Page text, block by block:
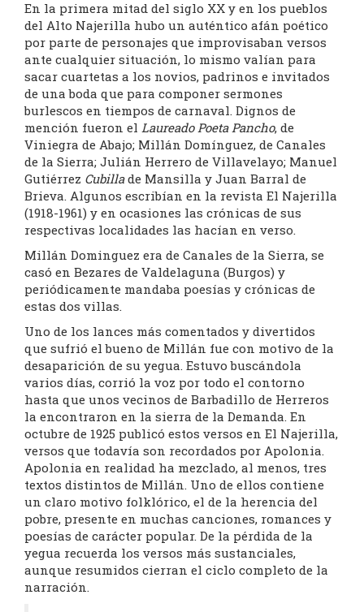
En la primera mitad del siglo XX y en los pueblos
del Alto Najerilla hubo un auténtico afán poético
por parte de personajes que improvisaban versos
ante cualquier situación, lo mismo valían para
sacar cuartetas a los novios, padrinos e invitados
de una boda que para componer sermones
burlescos en tiempos de carnaval. Dignos de
mención fueron el Laureado Poeta Pancho, de
Viniegra de Abajo; Millán Domínguez, de Canales
de la Sierra; Julián Herrero de Villavelayo; Manuel
Gutiérrez Cubillade Mansilla y Juan Barral de
Brieva. Algunos escribían en la revista El Najerilla
(1918-1961) y en ocasiones las crónicas de sus
respectivas localidades las hacían en verso.
Millán Dominguez era de Canales de la Sierra, se
casó en Bezares de Valdelaguna (Burgos) y
periódicamente mandaba poesías y crónicas de
estas dos villas.
Uno de los lances más comentados y divertidos
que sufrió el bueno de Millán fue con motivo de la
desaparición de su yegua. Estuvo buscándola
varios días, corrió la voz por todo el contorno
hasta que unos vecinos de Barbadillo de Herreros
la encontraron en la sierra de la Demanda. En
octubre de 1925 publicó estos versos en El Najerilla,
versos que todavía son recordados por Apolonia.
Apolonia en realidad ha mezclado, al menos, tres
textos distintos de Millán. Uno de ellos contiene
un claro motivo folklórico, el de la herencia del
pobre, presente en muchas canciones, romances y
poesías de carácter popular. De la pérdida de la
yegua recuerda los versos más sustanciales,
aunque resumidos cierran el ciclo completo de la
narración.